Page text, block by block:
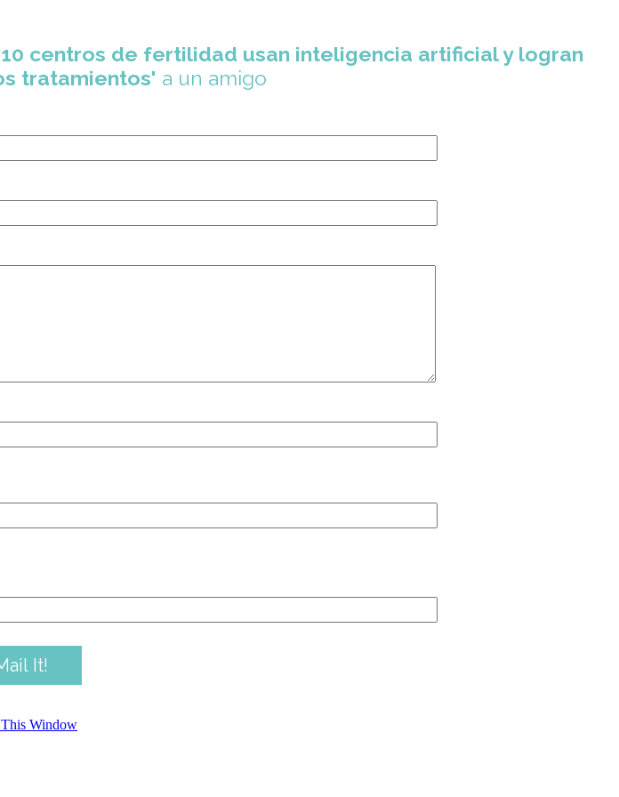
centros de fertilidad usan inteligencia artificial y logran
tratamientos' a un amigo
Window